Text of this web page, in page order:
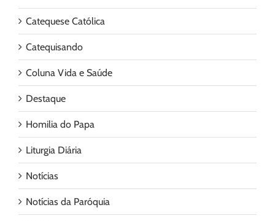
Catequese Católica
Catequisando
Coluna Vida e Saúde
Destaque
Homilia do Papa
Liturgia Diária
Notícias
Notícias da Paróquia